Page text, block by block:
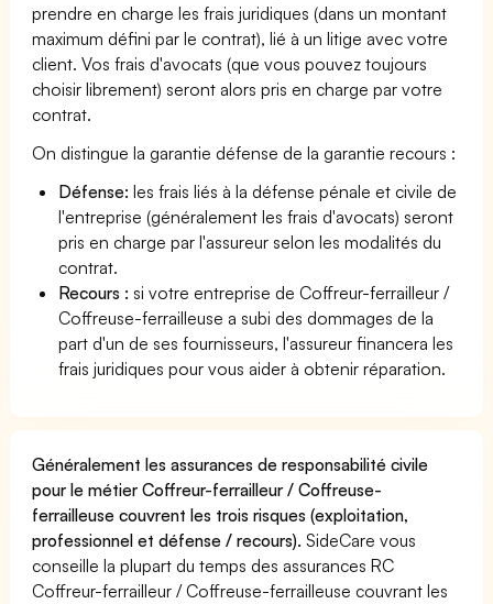
prendre en charge les frais juridiques (dans un montant
maximum défini par le contrat), lié à un litige avec votre
client. Vos frais d'avocats (que vous pouvez toujours
choisir librement) seront alors pris en charge par votre
contrat.
On distingue la garantie défense de la garantie recours :
Défense: les frais liés à la défense pénale et civile de
l'entreprise (généralement les frais d'avocats) seront
pris en charge par l'assureur selon les modalités du
contrat.
Recours : si votre entreprise de Coffreur-ferrailleur /
Coffreuse-ferrailleuse a subi des dommages de la
part d'un de ses fournisseurs, l'assureur financera les
frais juridiques pour vous aider à obtenir réparation.
Généralement les assurances de responsabilité civile
pour le métier Coffreur-ferrailleur / Coffreuse-
ferrailleuse couvrent les trois risques (exploitation,
professionnel et défense / recours). SideCare vous
conseille la plupart du temps des assurances RC
Coffreur-ferrailleur / Coffreuse-ferrailleuse couvrant les